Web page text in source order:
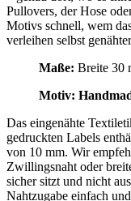
Pullovers, der Hose
Motivs schnell, wem
verleihen selbst
Maße: Breite 30
Motiv:
Das eingenähte
gedruckten Labels
von 10 mm. Wir
Zwillingsnaht oder
sicher sitzt und nicht
Nahtzugabe einfach